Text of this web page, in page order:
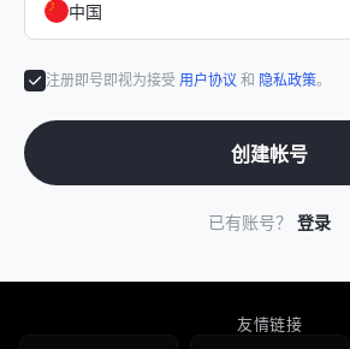
中国
注册即号即视为接受 用户协议 和 隐私政策。
创建帐号
已有账号？ 登录
友情链接